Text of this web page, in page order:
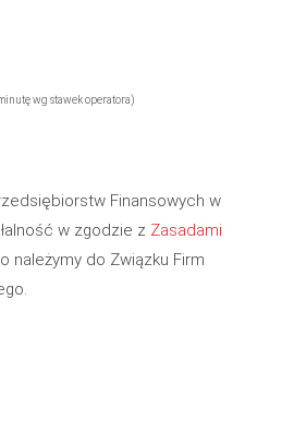
wg stawek operatora)
Finansowych w
w zgodzie z Zasadami
należymy do Związku Firm